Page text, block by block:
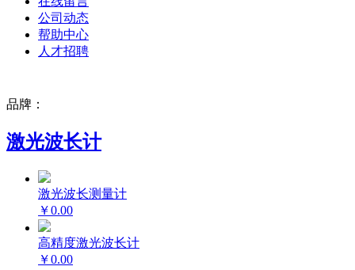
公司动态
帮助中心
人才招聘
品牌：
激光波长计
激光波长测量计
￥0.00
高精度激光波长计
￥0.00